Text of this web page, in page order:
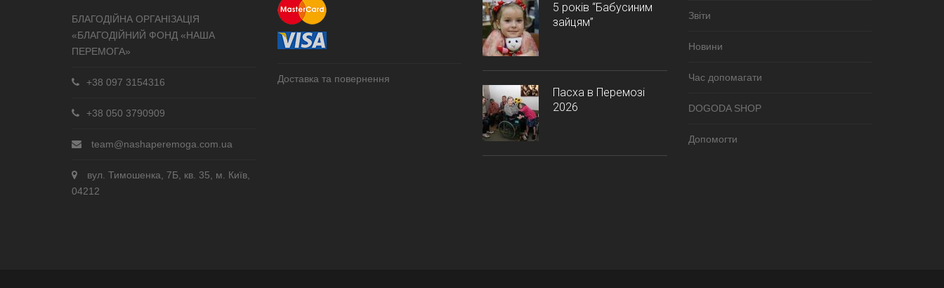
БЛАГОДІЙНА ОРГАНІЗАЦІЯ
«БЛАГОДІЙНИЙ ФОНД «НАША
ПЕРЕМОГА»
+38 097 3154316
+38 050 3790909
team@nashaperemoga.com.ua
вул. Тимошенка, 7Б, кв. 35, м. Київ,
04212
Доставка та повернення
5 років “Бабусиним
зайцям”
Пасха в Перемозі
2026
Звіти
Новини
Час допомагати
DOGODA SHOP
Допомогти